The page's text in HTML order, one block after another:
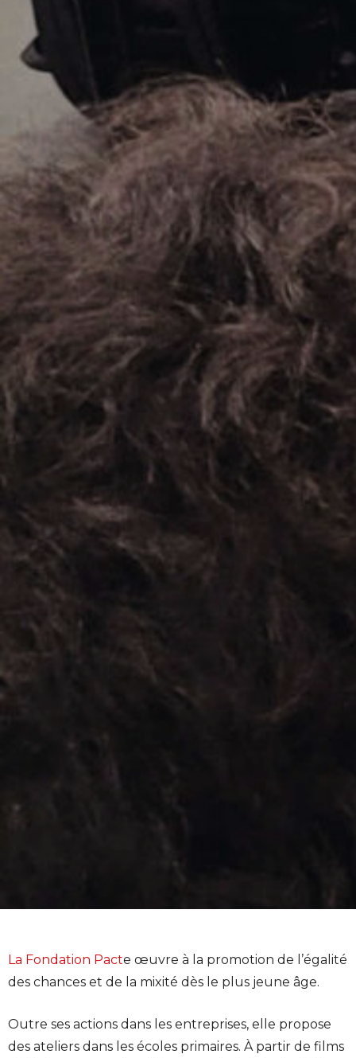
La Fondation Pacte œuvre à la promotion de l’égalité
des chances et de la mixité dès le plus jeune âge.
Outre ses actions dans les entreprises, elle propose
des ateliers dans les écoles primaires. À partir de films